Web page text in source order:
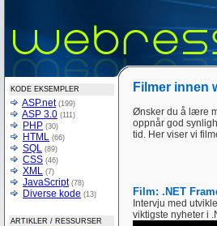
KODE EKSEMPLER
ASP.net (199)
ASP 3.0 (111)
PHP (30)
HTML (66)
SQL (89)
CSS (46)
XML (7)
JavaScript (78)
Diverse kode (13)
ARTIKLER / RESSURSER
Filmer innen
Ønsker du å lære
oppnår god
tid. Her viser vi
Film: .NET
Intervju med
viktigste nyheter i